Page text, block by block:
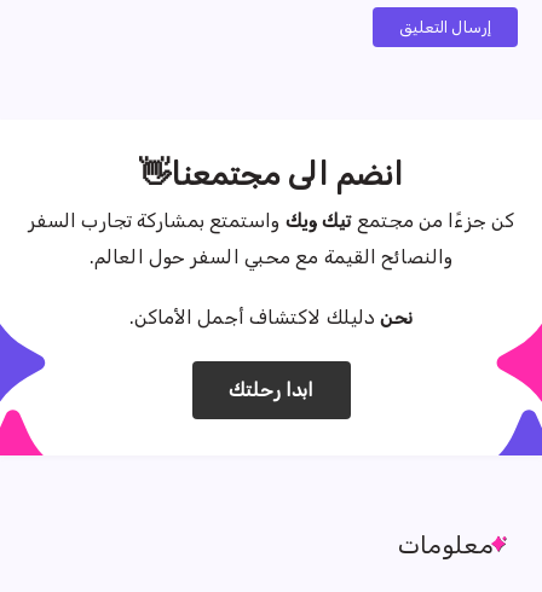
إرسال التعليق
انضم الى مجتمعنا👋
كن جزءًا من مجتمع تيك ويك واستمتع بمشاركة تجارب السفر
والنصائح القيمة مع محبي السفر حول العالم.
نحندليلك لاكتشاف أجمل الأماكن.
ابدا رحلتك
معلومات